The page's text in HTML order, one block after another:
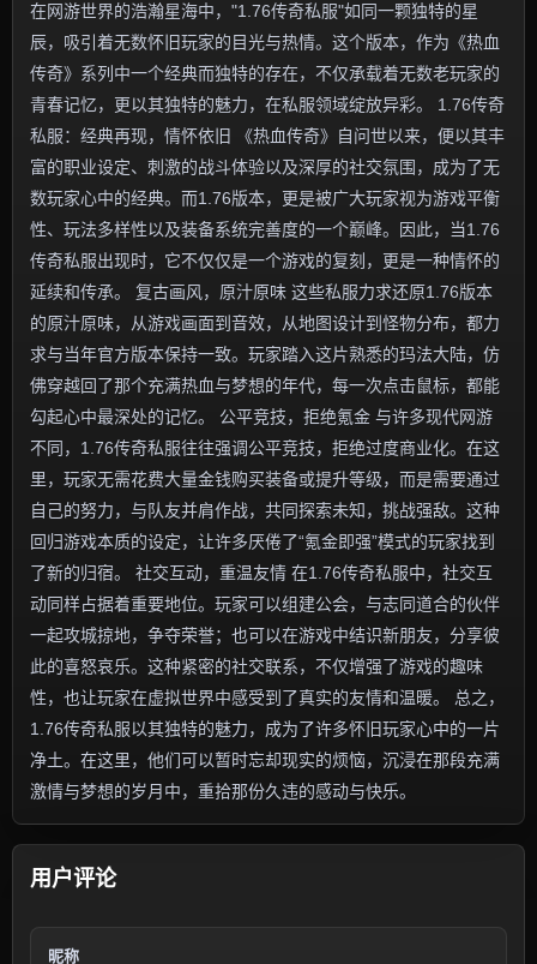
在网游世界的浩瀚星海中，"1.76传奇私服"如同一颗独特的星
辰，吸引着无数怀旧玩家的目光与热情。这个版本，作为《热血
传奇》系列中一个经典而独特的存在，不仅承载着无数老玩家的
青春记忆，更以其独特的魅力，在私服领域绽放异彩。 1.76传奇
私服：经典再现，情怀依旧 《热血传奇》自问世以来，便以其丰
富的职业设定、刺激的战斗体验以及深厚的社交氛围，成为了无
数玩家心中的经典。而1.76版本，更是被广大玩家视为游戏平衡
性、玩法多样性以及装备系统完善度的一个巅峰。因此，当1.76
传奇私服出现时，它不仅仅是一个游戏的复刻，更是一种情怀的
延续和传承。 复古画风，原汁原味 这些私服力求还原1.76版本
的原汁原味，从游戏画面到音效，从地图设计到怪物分布，都力
求与当年官方版本保持一致。玩家踏入这片熟悉的玛法大陆，仿
佛穿越回了那个充满热血与梦想的年代，每一次点击鼠标，都能
勾起心中最深处的记忆。 公平竞技，拒绝氪金 与许多现代网游
不同，1.76传奇私服往往强调公平竞技，拒绝过度商业化。在这
里，玩家无需花费大量金钱购买装备或提升等级，而是需要通过
自己的努力，与队友并肩作战，共同探索未知，挑战强敌。这种
回归游戏本质的设定，让许多厌倦了“氪金即强”模式的玩家找到
了新的归宿。 社交互动，重温友情 在1.76传奇私服中，社交互
动同样占据着重要地位。玩家可以组建公会，与志同道合的伙伴
一起攻城掠地，争夺荣誉；也可以在游戏中结识新朋友，分享彼
此的喜怒哀乐。这种紧密的社交联系，不仅增强了游戏的趣味
性，也让玩家在虚拟世界中感受到了真实的友情和温暖。 总之，
1.76传奇私服以其独特的魅力，成为了许多怀旧玩家心中的一片
净土。在这里，他们可以暂时忘却现实的烦恼，沉浸在那段充满
激情与梦想的岁月中，重拾那份久违的感动与快乐。
用户评论
昵称